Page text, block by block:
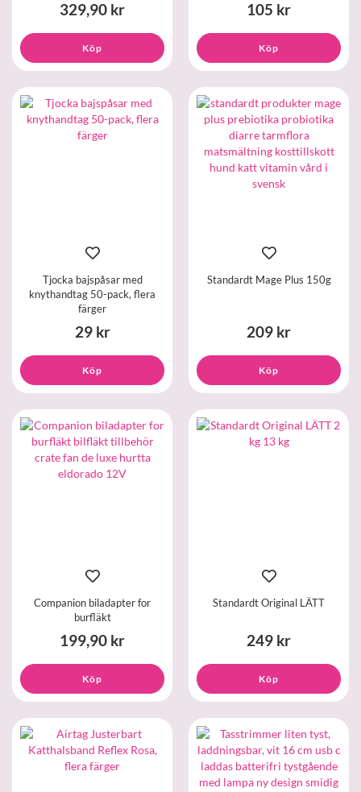
329,90 kr
Köp
105 kr
Köp
Tjocka bajspåsar med
knythandtag 50-pack, flera
färger
29 kr
Köp
Standardt Mage Plus 150g
209 kr
Köp
Companion biladapter for
burfläkt
199,90 kr
Köp
Standardt Original LÄTT
249 kr
Köp